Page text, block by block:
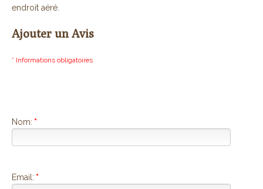
endroit aéré.
Ajouter un Avis
* Informations obligatoires
Nom: *
Email: *